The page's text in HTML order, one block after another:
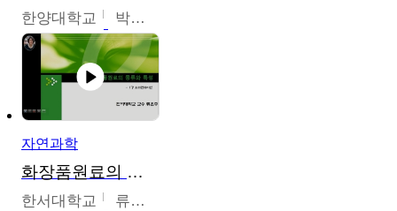
한양대학교 박경호
자연과학
화장품원료의 종류와 특성
한서대학교 류은주